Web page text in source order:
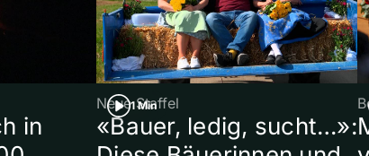
in
1 Min
Neue Staffel
«Bauer, ledig, sucht…»: